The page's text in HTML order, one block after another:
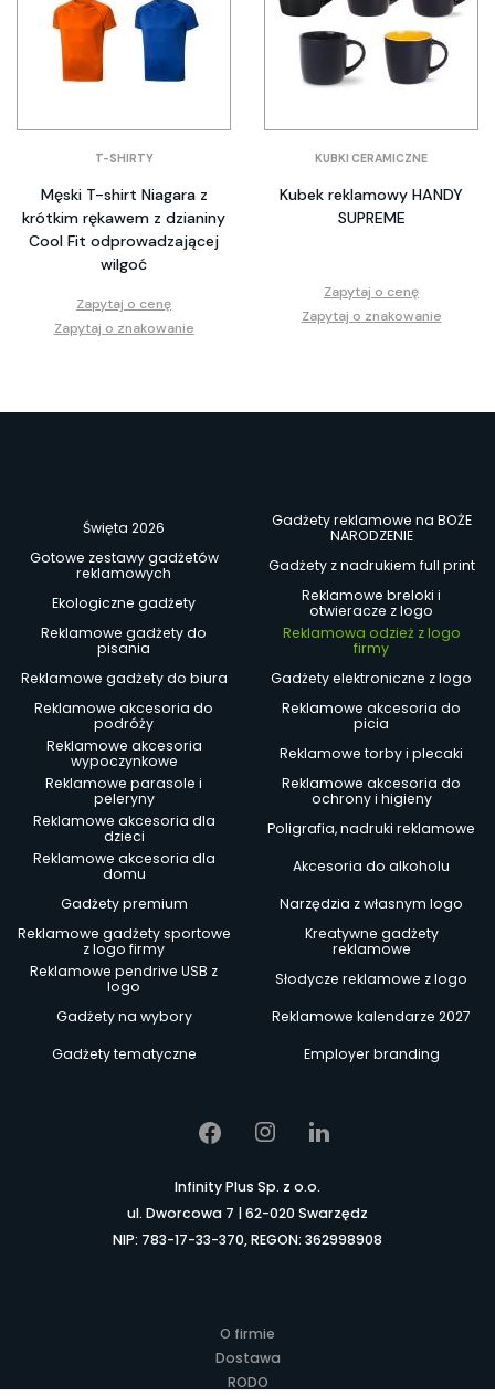
T-SHIRTY
Męski T-shirt Niagara z
krótkim rękawem z dzianiny
Cool Fit odprowadzającej
wilgoć
Zapytaj o cenę
Zapytaj o znakowanie
KUBKI CERAMICZNE
Kubek reklamowy HANDY
SUPREME
Zapytaj o cenę
Zapytaj o znakowanie
Święta 2026
Gadżety reklamowe na BOŻE
NARODZENIE
Gotowe zestawy gadżetów
reklamowych
Gadżety z nadrukiem full print
Ekologiczne gadżety
Reklamowe breloki i
otwieracze z logo
Reklamowe gadżety do
pisania
Reklamowa odzież z logo
firmy
Reklamowe gadżety do biura
Gadżety elektroniczne z logo
Reklamowe akcesoria do
podróży
Reklamowe akcesoria do
picia
Reklamowe akcesoria
wypoczynkowe
Reklamowe torby i plecaki
Reklamowe parasole i
peleryny
Reklamowe akcesoria do
ochrony i higieny
Reklamowe akcesoria dla
dzieci
Poligrafia, nadruki reklamowe
Reklamowe akcesoria dla
domu
Akcesoria do alkoholu
Gadżety premium
Narzędzia z własnym logo
Reklamowe gadżety sportowe
z logo firmy
Kreatywne gadżety
reklamowe
Reklamowe pendrive USB z
logo
Słodycze reklamowe z logo
Gadżety na wybory
Reklamowe kalendarze 2027
Gadżety tematyczne
Employer branding
Infinity Plus Sp. z o.o.
ul. Dworcowa 7 | 62-020 Swarzędz
NIP: 783-17-33-370, REGON: 362998908
O firmie
Dostawa
RODO